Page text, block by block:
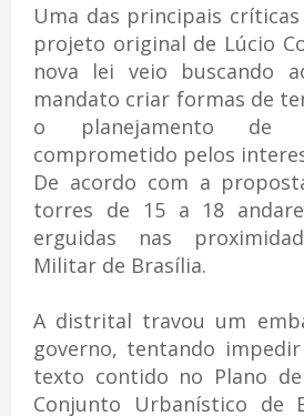
Uma das principais
projeto original de Lúcio
nova lei veio buscando
mandato criar formas de
o planejamento de
comprometido pelos
De acordo com a
torres de 15 a 18
erguidas nas
Militar de Brasília.
A distrital travou um
governo, tentando
texto contido no Plano de
Conjunto Urbanístico de